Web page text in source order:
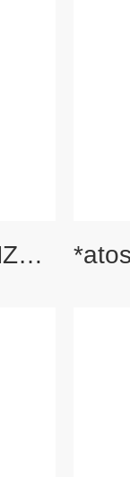
价格好atos电磁阀AGMZO-A-10/350